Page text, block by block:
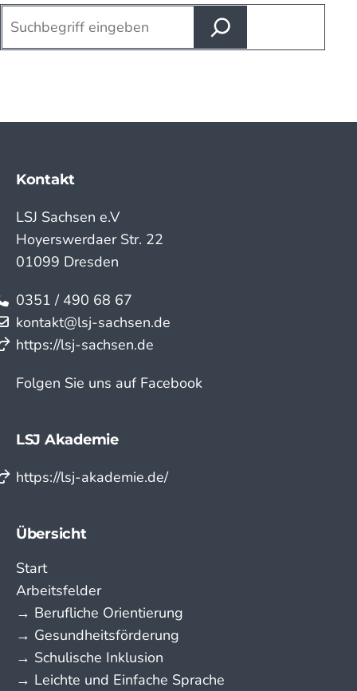
Kontakt
LSJ Sachsen e.V
Hoyerswerdaer Str. 22
01099 Dresden
0351 / 490 68 67
kontakt@lsj-sachsen.de
https://lsj-sachsen.de
Folgen Sie uns auf Facebook
LSJ Akademie
https://lsj-akademie.de/
Übersicht
Start
Arbeitsfelder
→ Berufliche Orientierung
→ Gesundheitsförderung
→ Schulische Inklusion
→ Leichte und Einfache Sprache